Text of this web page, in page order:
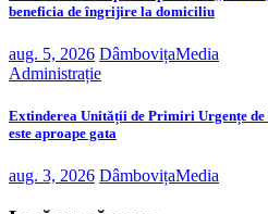
beneficia de îngrijire la domiciliu
aug. 5, 2026 DâmbovițaMedia
Administrație
Extinderea Unității de Primiri Urgențe
este aproape gata
aug. 3, 2026 DâmbovițaMedia